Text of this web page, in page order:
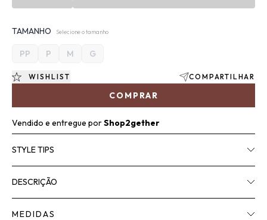
TAMANHO Selecione o tamanho
PP P M G
COMPRAR
WISHLIST COMPARTILHAR
Vendido e entregue porShop2gether
STYLE TIPS
DESCRIÇÃO
MEDIDAS